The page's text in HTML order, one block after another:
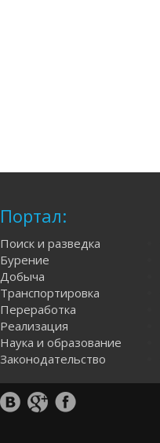
Портал:
Поиск и разведка
Бурение
Добыча
Транспортировка
Переработка
Реализация
Наука и образование
Законодательство